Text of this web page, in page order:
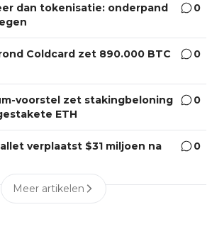
dan tokenisatie: onderpand
0
Coldcard zet 890.000 BTC
0
voorstel zet stakingbeloning
ETH
0
verplaatst $31 miljoen na
0
Meer artikelen